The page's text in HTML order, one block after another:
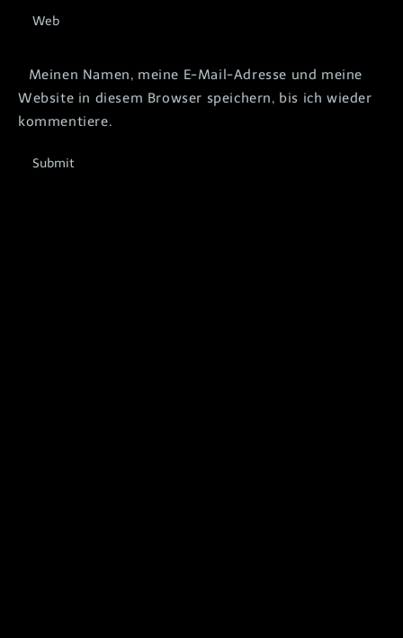
Meinen Namen, meine E-Mail-Adresse und meine
Website in diesem Browser speichern, bis ich wieder
kommentiere.
Submit